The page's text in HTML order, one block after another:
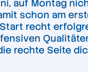
auf Montag
schon am
recht
rechte Seite